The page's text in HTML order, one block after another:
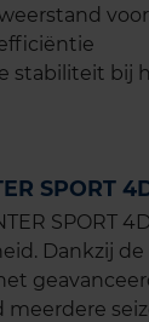
stabiliteit bij
SPORT
SPORT
Dankzij
meerdere